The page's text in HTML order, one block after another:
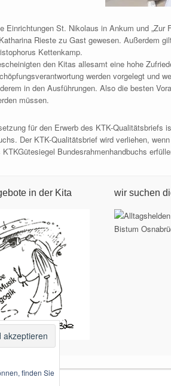
Einrichtungen St. Nikolaus in Ankum und
Rieste zu Gast gewesen. Außerdem
Kettenkamp.
den Kitas allesamt eine hohe
werden vorgelegt und
in den Ausführungen. Also die besten
müssen.
für den Erwerb des KTK-Qualitätsbriefs
Der KTK-Qualitätsbrief wird verliehen,
Bundesrahmenhandbuchs
in der Kita wir suchen
finden Sie